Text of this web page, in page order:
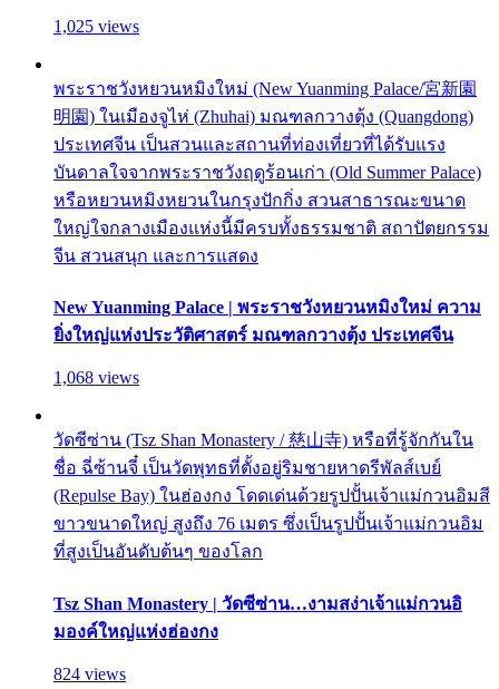
1,025 views
พระราชวังหยวนหมิงใหม่ (New Yuanming Palace/宮新園
明園) ในเมืองจูไห่ (Zhuhai) มณฑลกวางตุ้ง (Quangdong)
ประเทศจีน เป็นสวนและสถานที่ท่องเที่ยวที่ได้รับแรง
บันดาลใจจากพระราชวังฤดูร้อนเก่า (Old Summer Palace)
หรือหยวนหมิงหยวนในกรุงปักกิ่ง สวนสาธารณะขนาด
ใหญ่ใจกลางเมืองแห่งนี้มีครบทั้งธรรมชาติ สถาปัตยกรรม
จีน สวนสนุก และการแสดง
New Yuanming Palace | พระราชวังหยวนหมิงใหม่ ความ
ยิ่งใหญ่แห่งประวัติศาสตร์ มณฑลกวางตุ้ง ประเทศจีน
1,068 views
วัดซีซ่าน (Tsz Shan Monastery / 慈山寺) หรือที่รู้จักกันใน
ชื่อ ฉี่ซ้านจี๋ เป็นวัดพุทธที่ตั้งอยู่ริมชายหาดรีพัลส์เบย์
(Repulse Bay) ในฮ่องกง โดดเด่นด้วยรูปปั้นเจ้าแม่กวนอิมสี
ขาวขนาดใหญ่ สูงถึง 76 เมตร ซึ่งเป็นรูปปั้นเจ้าแม่กวนอิม
ที่สูงเป็นอันดับต้นๆ ของโลก
Tsz Shan Monastery | วัดซีซ่าน…งามสง่าเจ้าแม่กวนอิ
มองค์ใหญ่แห่งฮ่องกง
824 views